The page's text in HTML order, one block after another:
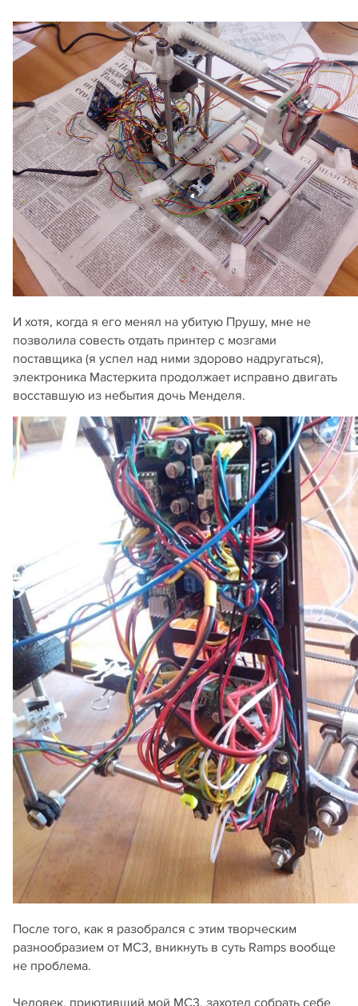
И хотя, когда я его менял на убитую Прушу, мне не
позволила совесть отдать принтер с мозгами
поставщика (я успел над ними здорово надругаться),
электроника Мастеркита продолжает исправно двигать
восставшую из небытия дочь Менделя.
После того, как я разобрался с этим творческим
разнообразием от МС3, вникнуть в суть Ramps вообще
не проблема.
Человек, приютивший мой МС3, захотел собрать себе